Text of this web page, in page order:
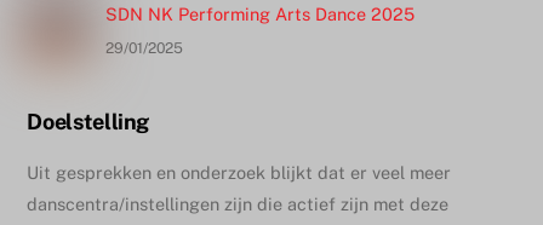
SDN NK Performing Arts Dance 2025
29/01/2025
Doelstelling
Uit gesprekken en onderzoek blijkt dat er veel meer
danscentra/instellingen zijn die actief zijn met deze